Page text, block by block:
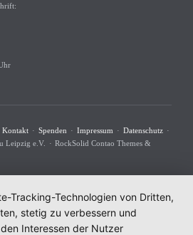
Kontakt Spenden Impressum
Datenschutz
Leipzig e.V.
RockSolid Contao Themes &
Tracking-Technologien von Dritten,
stetig zu verbessern und
Interessen der Nutzer